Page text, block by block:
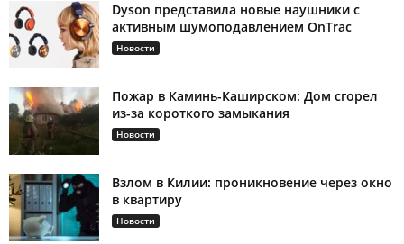
Dyson представила новые наушники с
активным шумоподавлением OnTrac
Новости
Пожар в Каминь-Каширском: Дом сгорел
из-за короткого замыкания
Новости
Взлом в Килии: проникновение через окно
в квартиру
Новости